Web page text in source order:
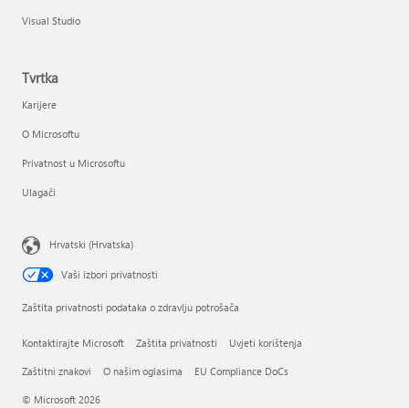
Visual Studio
Tvrtka
Karijere
O Microsoftu
Privatnost u Microsoftu
Ulagači
Hrvatski (Hrvatska)
Vaši izbori privatnosti
Zaštita privatnosti podataka o zdravlju potrošača
Kontaktirajte Microsoft Zaštita privatnosti Uvjeti korištenja
Zaštitni znakovi O našim oglasima EU Compliance DoCs
© Microsoft 2026